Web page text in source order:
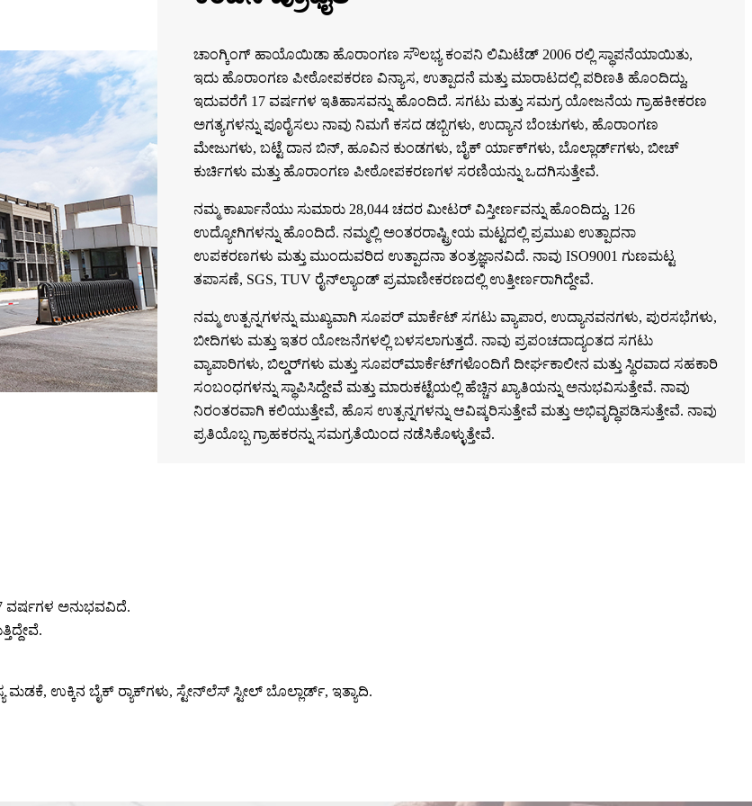
ಚಾಂಗ್ಕಿಂಗ್ ಹಾಯೊಯಿಡಾ ಹೊರಾಂಗಣ ಸೌಲಭ್ಯ ಕಂಪನಿ ಲಿಮಿಟೆಡ್ 2006 ರಲ್ಲಿ ಸ್ಥಾಪನೆಯಾಯಿತು,
ಇದು ಹೊರಾಂಗಣ ಪೀಠೋಪಕರಣ ವಿನ್ಯಾಸ, ಉತ್ಪಾದನೆ ಮತ್ತು ಮಾರಾಟದಲ್ಲಿ ಪರಿಣತಿ ಹೊಂದಿದ್ದು,
ಇದುವರೆಗೆ 17 ವರ್ಷಗಳ ಇತಿಹಾಸವನ್ನು ಹೊಂದಿದೆ. ಸಗಟು ಮತ್ತು ಸಮಗ್ರ ಯೋಜನೆಯ ಗ್ರಾಹಕೀಕರಣ
ಅಗತ್ಯಗಳನ್ನು ಪೂರೈಸಲು ನಾವು ನಿಮಗೆ ಕಸದ ಡಬ್ಬಿಗಳು, ಉದ್ಯಾನ ಬೆಂಚುಗಳು, ಹೊರಾಂಗಣ
ಮೇಜುಗಳು, ಬಟ್ಟೆ ದಾನ ಬಿನ್, ಹೂವಿನ ಕುಂಡಗಳು, ಬೈಕ್ ರ್ಯಾಕ್‌ಗಳು, ಬೊಲ್ಲಾರ್ಡ್‌ಗಳು, ಬೀಚ್
ಕುರ್ಚಿಗಳು ಮತ್ತು ಹೊರಾಂಗಣ ಪೀಠೋಪಕರಣಗಳ ಸರಣಿಯನ್ನು ಒದಗಿಸುತ್ತೇವೆ.
ನಮ್ಮ ಕಾರ್ಖಾನೆಯು ಸುಮಾರು 28,044 ಚದರ ಮೀಟರ್ ವಿಸ್ತೀರ್ಣವನ್ನು ಹೊಂದಿದ್ದು, 126
ಉದ್ಯೋಗಿಗಳನ್ನು ಹೊಂದಿದೆ. ನಮ್ಮಲ್ಲಿ ಅಂತರರಾಷ್ಟ್ರೀಯ ಮಟ್ಟದಲ್ಲಿ ಪ್ರಮುಖ ಉತ್ಪಾದನಾ
ಉಪಕರಣಗಳು ಮತ್ತು ಮುಂದುವರಿದ ಉತ್ಪಾದನಾ ತಂತ್ರಜ್ಞಾನವಿದೆ. ನಾವು ISO9001 ಗುಣಮಟ್ಟ
ತಪಾಸಣೆ, SGS, TUV ರೈನ್‌ಲ್ಯಾಂಡ್ ಪ್ರಮಾಣೀಕರಣದಲ್ಲಿ ಉತ್ತೀರ್ಣರಾಗಿದ್ದೇವೆ.
ನಮ್ಮ ಉತ್ಪನ್ನಗಳನ್ನು ಮುಖ್ಯವಾಗಿ ಸೂಪರ್ ಮಾರ್ಕೆಟ್ ಸಗಟು ವ್ಯಾಪಾರ, ಉದ್ಯಾನವನಗಳು, ಪುರಸಭೆಗಳು,
ಬೀದಿಗಳು ಮತ್ತು ಇತರ ಯೋಜನೆಗಳಲ್ಲಿ ಬಳಸಲಾಗುತ್ತದೆ. ನಾವು ಪ್ರಪಂಚದಾದ್ಯಂತದ ಸಗಟು
ವ್ಯಾಪಾರಿಗಳು, ಬಿಲ್ಡರ್‌ಗಳು ಮತ್ತು ಸೂಪರ್‌ಮಾರ್ಕೆಟ್‌ಗಳೊಂದಿಗೆ ದೀರ್ಘಕಾಲೀನ ಮತ್ತು ಸ್ಥಿರವಾದ ಸಹಕಾರಿ
ಸಂಬಂಧಗಳನ್ನು ಸ್ಥಾಪಿಸಿದ್ದೇವೆ ಮತ್ತು ಮಾರುಕಟ್ಟೆಯಲ್ಲಿ ಹೆಚ್ಚಿನ ಖ್ಯಾತಿಯನ್ನು ಅನುಭವಿಸುತ್ತೇವೆ. ನಾವು
ನಿರಂತರವಾಗಿ ಕಲಿಯುತ್ತೇವೆ, ಹೊಸ ಉತ್ಪನ್ನಗಳನ್ನು ಆವಿಷ್ಕರಿಸುತ್ತೇವೆ ಮತ್ತು ಅಭಿವೃದ್ಧಿಪಡಿಸುತ್ತೇವೆ. ನಾವು
ಪ್ರತಿಯೊಬ್ಬ ಗ್ರಾಹಕರನ್ನು ಸಮಗ್ರತೆಯಿಂದ ನಡೆಸಿಕೊಳ್ಳುತ್ತೇವೆ.
ವರ್ಷಗಳ ಅನುಭವವಿದೆ.
ಉಕ್ಕಿನ ಬೈಕ್ ರ‍್ಯಾಕ್‌ಗಳು, ಸ್ಟೇನ್‌ಲೆಸ್ ಸ್ಟೀಲ್ ಬೊಲ್ಲಾರ್ಡ್, ಇತ್ಯಾದಿ.